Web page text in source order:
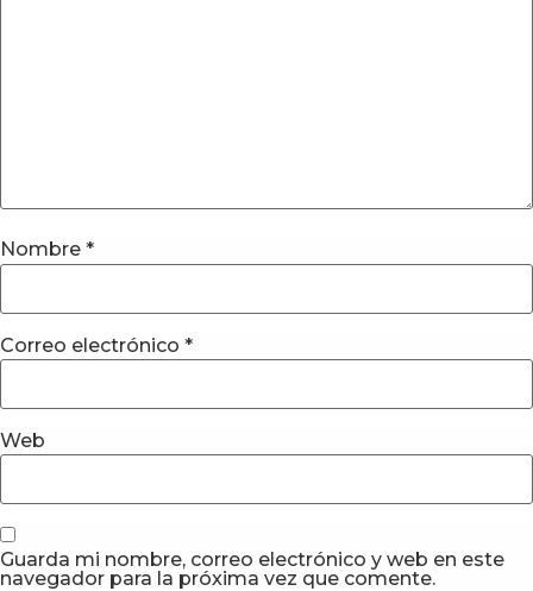
Nombre *
Correo electrónico *
Web
Guarda mi nombre, correo electrónico y web en este
navegador para la próxima vez que comente.